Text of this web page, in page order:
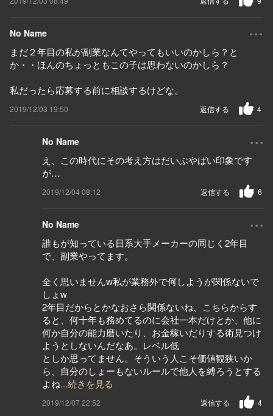
No Name ...
まだ２年目の私が副業なんてやってもいいのかしら？と
か・・ほんのちょっともこの子は思わないのかしら？
私だったら応募する前に相談するけどな。
2019/12/03 19:50 4
返信する
No Name ...
え、この時代にその考え方はだいぶやばい印象です
が…
2019/12/04 08:12 6
返信する
No Name ...
誰もが知っている日系大手メーカーの同じく2年目
で、副業やってます。
全く思いませんw私が業務外で何しようが関係ないで
しょw
2年目だからとかなおさら関係ないね、こちらからす
ると、何十年も務めてるのに会社一本だけとか、他に
何か自分の能力磨いたり、お金稼いだりする術見つけ
ようとしないんだなあ。レベル低
としか思ってません。そういう人こそ価値観狭いか
ら、自分のしょーもないルールで他人を縛ろうとする
よね...続きを見る
2019/12/07 22:52 4
返信する